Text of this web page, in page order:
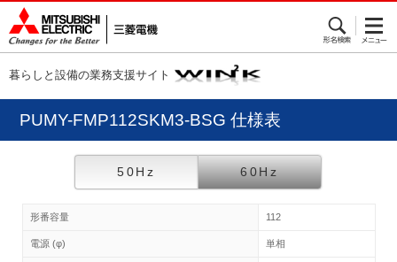
暮らしと設備の業務支援サイト
PUMY-FMP112SKM3-BSG 仕様表
50Hz 60Hz
形番容量 112
電源 (φ) 単相